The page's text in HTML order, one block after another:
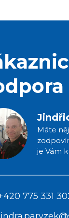
Máte
je Vám
775 331